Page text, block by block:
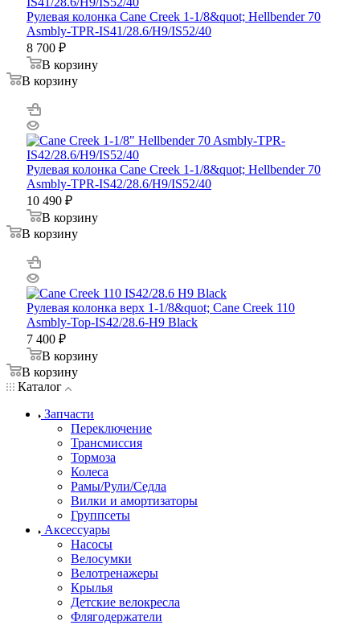
Рулевая колонка Cane Creek 1-1/8&quot; Hellbender 70
Asmbly-TPR-IS41/28.6/H9/IS52/40
8 700 ₽
В корзину
В корзину
Рулевая колонка Cane Creek 1-1/8&quot; Hellbender 70
Asmbly-TPR-IS42/28.6/H9/IS52/40
10 490 ₽
В корзину
В корзину
Рулевая колонка верх 1-1/8&quot; Cane Creek 110
Asmbly-Top-IS42/28.6-H9 Black
7 400 ₽
В корзину
В корзину
Каталог
Запчасти
Переключение
Трансмиссия
Тормоза
Колеса
Рамы/Рули/Седла
Вилки и амортизаторы
Группсеты
Аксессуары
Насосы
Велосумки
Велотренажеры
Крылья
Детские велокресла
Флягодержатели